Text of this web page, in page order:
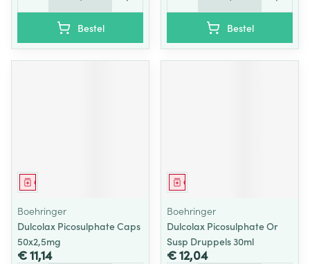
Bestel Bestel
Geneesmiddel
Boehringer
Dulcolax Picosulphate Caps
50x2,5mg
€ 11,14
Geneesmiddel
Boehringer
Dulcolax Picosulphate Or
Susp Druppels 30ml
€ 12,04